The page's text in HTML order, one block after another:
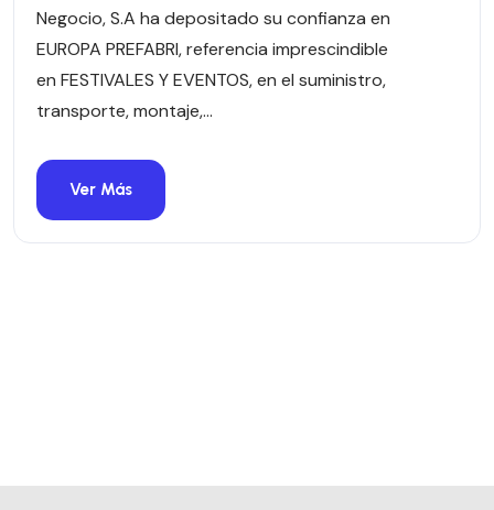
Negocio, S.A ha depositado su confianza en
EUROPA PREFABRI, referencia imprescindible
en FESTIVALES Y EVENTOS, en el suministro,
transporte, montaje,...
Ver Más